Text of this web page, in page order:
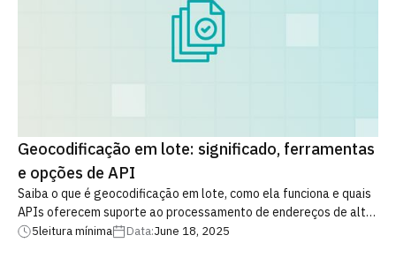
Geocodificação em lote: significado, ferramentas
e opções de API
Saiba o que é geocodificação em lote, como ela funciona e quais
APIs oferecem suporte ao processamento de endereços de alto
volume. Descubra alternativas flexíveis aos serviços de lote
5leitura mínima Data:June 18, 2025